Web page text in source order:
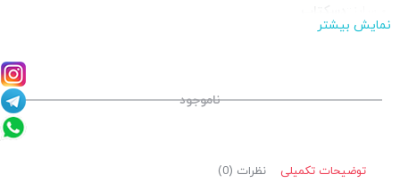
پورت شبکه::
نمایش بیشتر
ناموجود
توضیحات تکمیلی نظرات (0)